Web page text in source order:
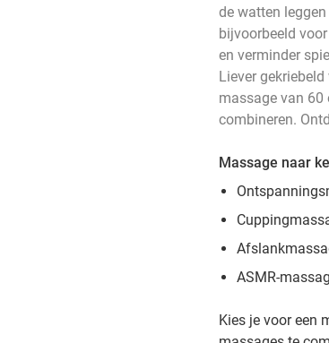
de watten
bijvoorbeeld
en verminder
Liever
massage van 60
combineren.
Massage naar
ASMR-
Kies je voor een